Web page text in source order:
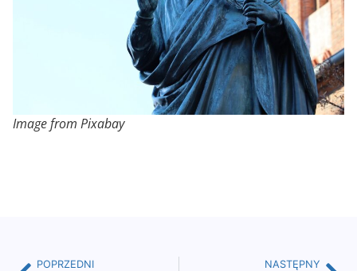
Image from Pixabay
POPRZEDNI NASTĘPNY